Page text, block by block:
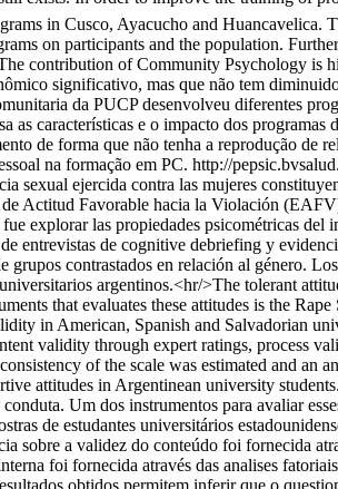
in Cusco, Ayacucho and Huancavelica.
on participants and the population.
contribution of Community Psychology is
significativo, mas que não tem
da PUCP desenvolveu diferentes
características e o impacto dos programas
de forma que não tenha a reprodução de
na formação em PC. http://
sexual ejercida contra las mujeres
Actitud Favorable hacia la Violación
explorar las propiedades psicométricas del
entrevistas de cognitive debriefing y
contrastados en relación al género.
argentinos.<hr/>The tolerant
that evaluates these attitudes is the
in American, Spanish and Salvadorian
validity through expert ratings, process
of the scale was estimated and an
attitudes in Argentinean university
Um dos instrumentos para avaliar
de estudantes universitários
sobre a validez do conteúdo foi fornecida
foi fornecida através das analises
obtidos permitem inferir que o